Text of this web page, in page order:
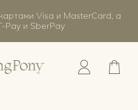
Visa и MasterCard, а
Pay и SberPay